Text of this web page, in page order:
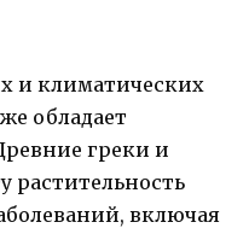
и климатических
обладает
греки и
растительность
включая